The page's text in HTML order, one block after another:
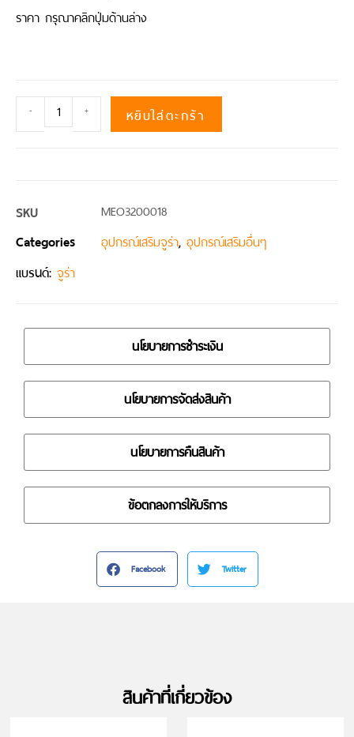
ราคา กรุณาคลิกปุ่มด้านล่าง
- + หยิบใส่ตะกร้า
SKU MEO3200018
Categories อุปกรณ์เสริมจูร่า, อุปกรณ์เสริมอื่นๆ
แบรนด์: จูร่า
นโยบายการชำระเงิน
นโยบายการจัดส่งสินค้า
นโยบายการคืนสินค้า
ข้อตกลงการให้บริการ
Facebook Twitter
สินค้าที่เกี่ยวข้อง